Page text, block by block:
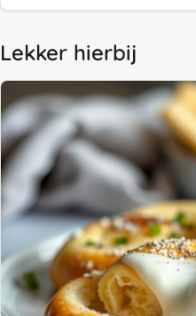
Lekker hierbij